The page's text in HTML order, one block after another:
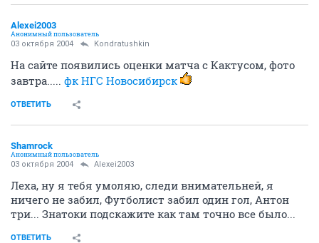
Alexei2003
Анонимный пользователь
03 октября 2004 Kondratushkin
На сайте появились оценки матча с Кактусом, фото
завтра..... фк НГС Новосибирск
ОТВЕТИТЬ
Shamrock
Анонимный пользователь
03 октября 2004 Alexei2003
Леха, ну я тебя умоляю, следи внимательней, я
ничего не забил, Футболист забил один гол, Антон
три... Знатоки подскажите как там точно все было...
ОТВЕТИТЬ